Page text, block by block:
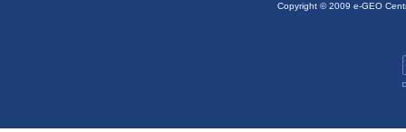
Copyright © 2009 e-GEO